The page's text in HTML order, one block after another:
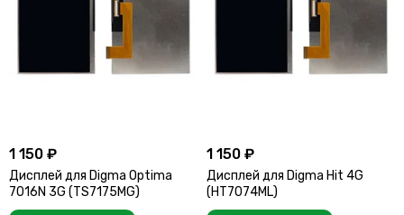
1 150 ₽
Дисплей для Digma Optima
7016N 3G (TS7175MG)
1 150 ₽
Дисплей для Digma Hit 4G
(HT7074ML)